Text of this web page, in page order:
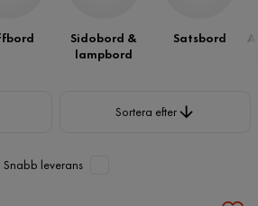
Sidobord &
lampbord
Satsbord
Sortera efter
Snabb leverans